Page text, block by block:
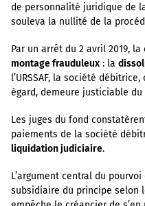
de personnalité juridique de
souleva la nullité de la
Par un arrêt du 2 avril 2019,
montage frauduleux : la
l’URSSAF, la société
égard, demeure justiciable
Les juges du fond
paiements de la société
liquidation judiciaire.
L’argument central du
subsidiaire du principe selon